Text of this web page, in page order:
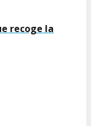
recoge la